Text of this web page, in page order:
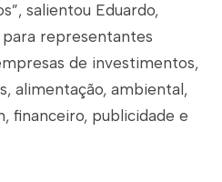
salientou Eduardo,
representantes
de investimentos,
alimentação, ambiental,
financeiro, publicidade e